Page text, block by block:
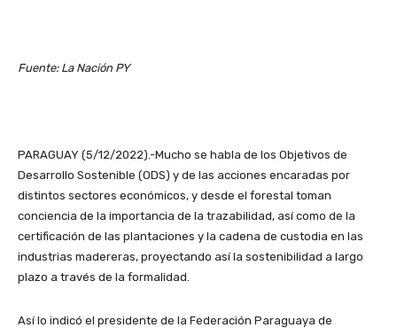
Fuente: La Nación PY
PARAGUAY (5/12/2022).-Mucho se habla de los Objetivos de
Desarrollo Sostenible (ODS) y de las acciones encaradas por
distintos sectores económicos, y desde el forestal toman
conciencia de la importancia de la trazabilidad, así como de la
certificación de las plantaciones y la cadena de custodia en las
industrias madereras, proyectando así la sostenibilidad a largo
plazo a través de la formalidad.
Así lo indicó el presidente de la Federación Paraguaya de